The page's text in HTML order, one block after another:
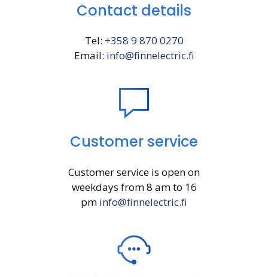
Contact details
Tel: +358 9 870 0270
Email: info@finnelectric.fi
Customer service
Customer service is open on
weekdays from 8 am to 16
pm info@finnelectric.fi